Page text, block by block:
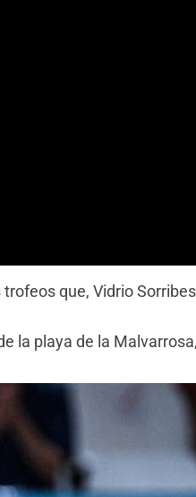
que, Vidrio
la playa de la